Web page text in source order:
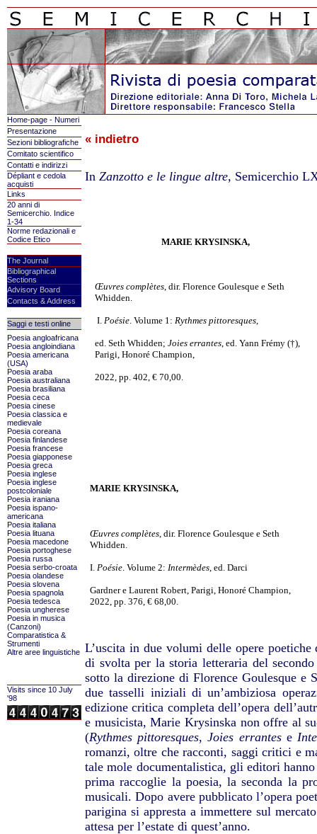
Home-page - Numeri
Presentazione
Sezioni bibliografiche
Comitato scientifico
Contatti e indirizzi
Dépliant e cedola
acquisti
Links
20 anni di
Semicerchio. Indice
1-34
Norme redazionali e
Codice Etico
The Journal
Bibliographical
Sections
Advisory Board
Contacts & Address
Saggi e testi online
Poesia angloafricana
Poesia angloindiana
Poesia americana
(USA)
Poesia araba
Poesia australiana
Poesia brasiliana
Poesia ceca
Poesia cinese
Poesia classica e
medievale
Poesia coreana
Poesia finlandese
Poesia francese
Poesia giapponese
Poesia greca
Poesia inglese
Poesia inglese
postcoloniale
Poesia iraniana
Poesia ispano-
americana
Poesia italiana
Poesia lituana
Poesia macedone
Poesia portoghese
Poesia russa
Poesia serbo-croata
Poesia olandese
Poesia slovena
Poesia spagnola
Poesia tedesca
Poesia ungherese
Poesia in musica
(Canzoni)
Comparatistica &
Strumenti
Altre aree linguistiche
Visits since 10 July
'98
« indietro
In Zanzotto e le lingue altre, Semicerchio
MARIE KRYSINSKA,
Œuvres complètes, dir. Florence Goulesque e Seth
Whidden.
I. Poésie. Volume 1: Rythmes pittoresques,
ed. Seth Whidden; Joies errantes, ed. Yann Frémy (†),
Parigi, Honoré Champion,
2022, pp. 402, € 70,00.
MARIE KRYSINSKA,
Œuvres complètes, dir. Florence Goulesque e Seth
Whidden.
I.Poésie. Volume 2:Intermèdes, ed. Darci
Gardner e Laurent Robert, Parigi, Honoré Champion,
2022, pp. 376, € 68,00.
L’uscita in due volumi delle opere
di svolta per la storia letteraria del
sotto la direzione di Florence Goulesque e
due tasselli iniziali di un’ambiziosa
edizione critica completa dell’opera
e musicista, Marie Krysinska non offre al
(Rythmes pittoresques,Joies errantes e
romanzi, oltre che racconti, saggi critici e
tale mole documentalistica, gli editori
prima raccoglie la poesia, la seconda la
musicali. Dopo avere pubblicato l’opera
parigina si appresta a immettere sul
attesa per l’estate di quest’anno.